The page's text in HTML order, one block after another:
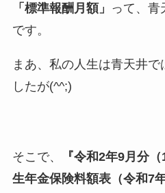
「標準報酬月額」 って、青
です。
まあ、私の人生は青天井
したが(^^;)
そこで、
『令和2年9月分
生年金保険料額表（令和7年